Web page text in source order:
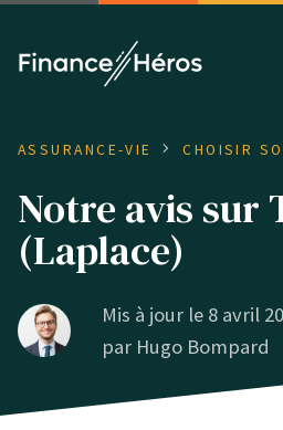
ASSURANCE-VIE CHOISIR
Notre avis sur
(Laplace)
Mis à jour le 8 avril
par Hugo Bompard